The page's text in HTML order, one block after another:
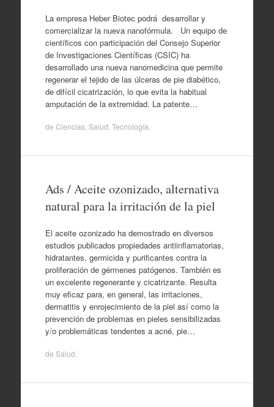
La empresa Heber Biotec podrá desarrollar y
comercializar la nueva nanofórmula. Un equipo de
científicos con participación del Consejo Superior
de Investigaciones Científicas (CSIC) ha
desarrollado una nueva nanomedicina que permite
regenerar el tejido de las úlceras de pie diabético,
de difícil cicatrización, lo que evita la habitual
amputación de la extremidad. La patente…
de Ciencias, Salud Tecnología
Ads / Aceite ozonizado, alternativa
natural para la irritación de la piel
El aceite ozonizado ha demostrado en diversos
estudios publicados propiedades antiinflamatorias,
hidratantes, germicida y purificantes contra la
proliferación de gérmenes patógenos. También es
un excelente regenerante y cicatrizante. Resulta
muy eficaz para, en general, las irritaciones,
dermatitis y enrojecimiento de la piel así como la
prevención de problemas en pieles sensibilizadas
y/o problemáticas tendentes a acné, pie…
de Salud